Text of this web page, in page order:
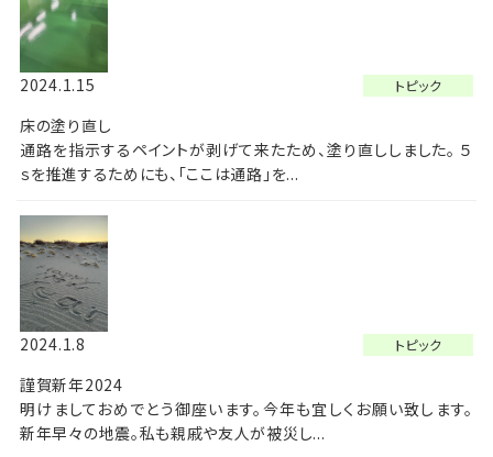
トピック
2024.1.15
床の塗り直し
通路を指示するペイントが剥げて来たため、塗り直ししました。 ５
ｓを推進するためにも、「ここは通路」を...
トピック
2024.1.8
謹賀新年2024
明けましておめでとう御座います。今年も宜しくお願い致します。
新年早々の地震。私も親戚や友人が被災し...